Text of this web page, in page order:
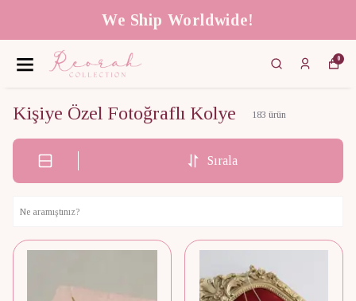
Ship Worldwide!
0
Kişiye Özel Fotoğraflı Kolye 183 ürün
Sırala